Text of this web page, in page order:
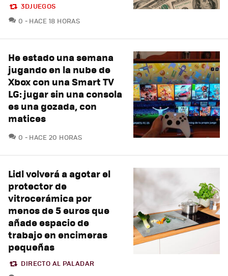
3DJUEGOS
0 COMENTARIOS
HACE 18 HORAS
He estado una semana
jugando en la nube de
Xbox con una Smart TV
LG: jugar sin una consola
es una gozada, con
matices
0 COMENTARIOS
HACE 20 HORAS
Lidl volverá a agotar el
protector de
vitrocerámica por
menos de 5 euros que
añade espacio de
trabajo en encimeras
pequeñas
DIRECTO AL PALADAR